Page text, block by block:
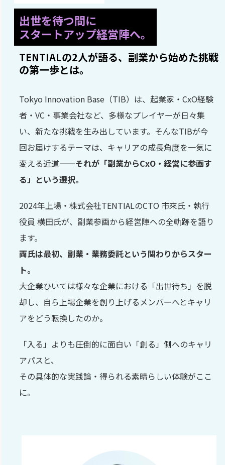
出世を待つ間に
スタートアップ経営陣へ。
TENTIALの2人が語る、副業から始めた挑戦
の第一歩とは。
Tokyo Innovation Base（TIB）は、起業家・CxO経験
者・VC・事業会社など、多様なプレイヤーが日々集
い、新たな挑戦を生み出しています。そんなTIBが今
回お届けするテーマは、キャリアの成長角度を一気に
変える近道——それが「副業からCxO・経営に参画す
る」という選択。
2024年上場・株式会社TENTIALのCTO 市來氏・執行
役員 横田氏が、副業参画から経営陣への全軌跡を語り
ます。
両氏は最初、副業・業務委託という関わりからスター
ト。
大企業ひいては様々な企業における「出世待ち」を脱
却し、自ら上場企業を創り上げるメンバーへとキャリ
アをどう転換したのか。
「入る」よりも圧倒的に面白い「創る」側へのキャリ
アパスと、
その具体的な実践論・得られる素晴らしい体験がここ
に。